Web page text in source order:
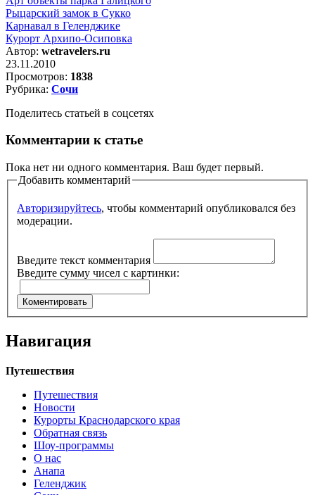
Рыцарский замок в Сукко
Карнавал в Геленджике
Курорт Архипо-Осиповка
Автор: wetravelers.ru
23.11.2010
Просмотров: 1838
Рубрика: Сочи
Поделитесь статьей в соцсетях
Комментарии к статье
Пока нет ни одного комментария. Ваш будет первый.
Добавить комментарий
Авторизируйтесь, чтобы комментарий опубликовался без
модерации.
Введите текст комментария
Введите сумму чисел с картинки:
Навигация
Путешествия
Путешествия
Новости
Курорты Краснодарского края
Обратная связь
Шоу-программы
О нас
Анапа
Геленджик